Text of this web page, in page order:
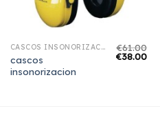
CASCOS INSONORIZACION
cascos
insonorizacion
€61.00
€38.00